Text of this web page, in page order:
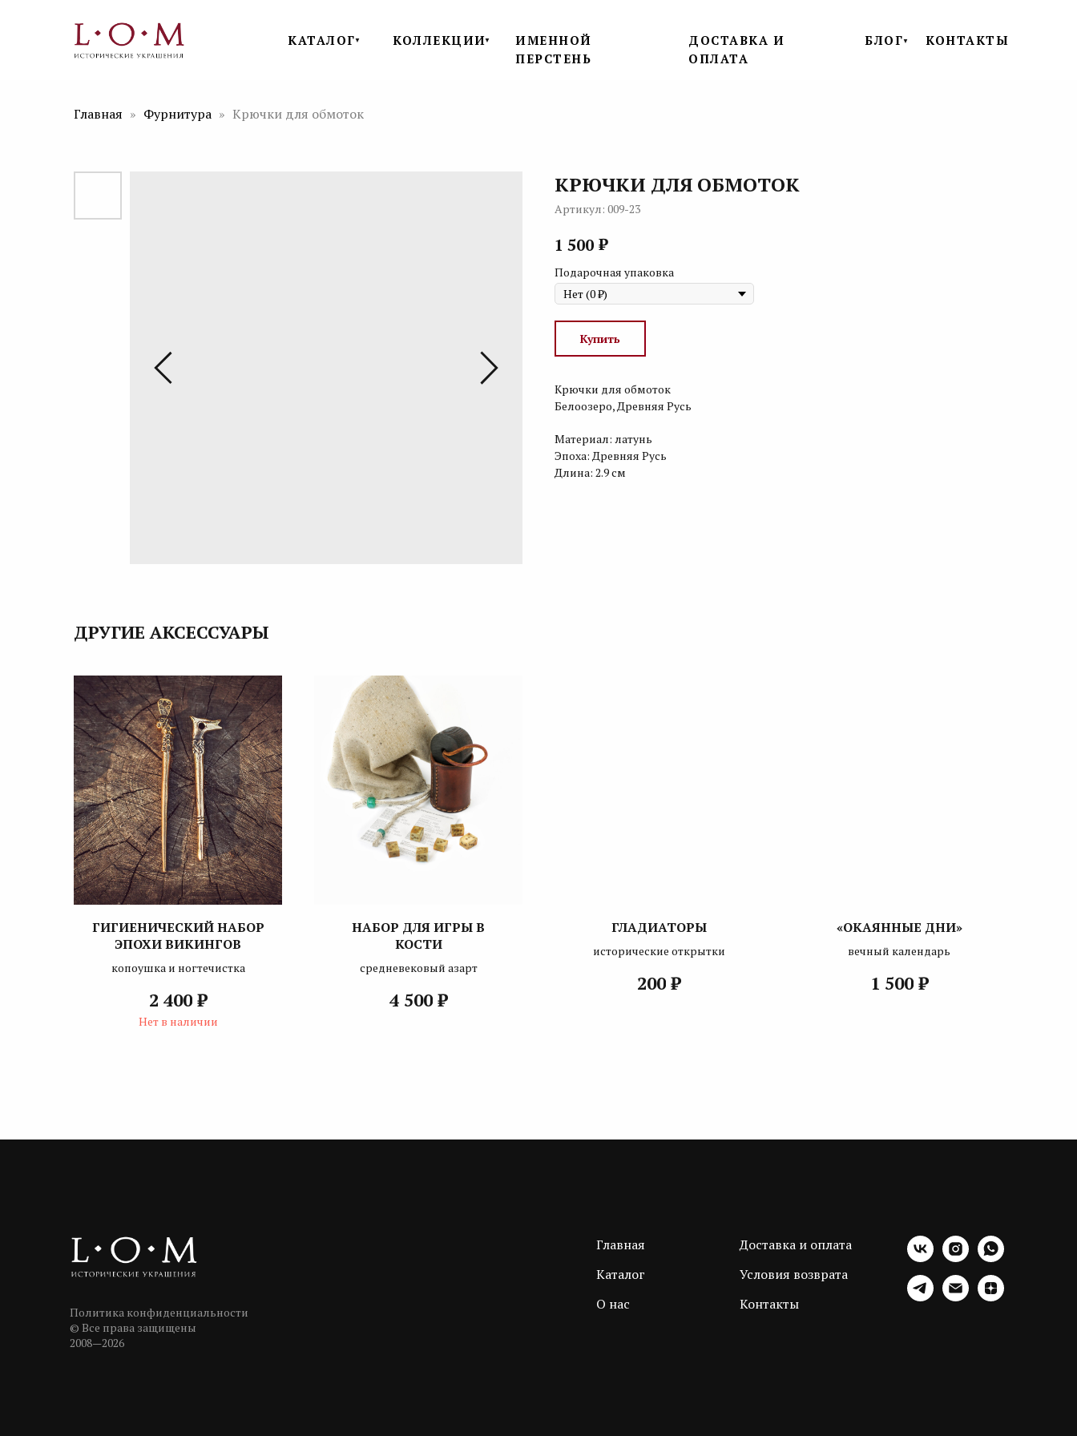
БЛОГ
ДОСТАВКА И
ОПЛАТА
КОНТАКТЫ
КАТАЛОГ▼ ▼
КОЛЛЕКЦИИ▼
ИМЕННОЙ
ПЕРСТЕНЬ
Главная Фурнитура Крючки для обмоток
КРЮЧКИ ДЛЯ ОБМОТОК
Артикул: 009-23
1 500 ₽
Подарочная упаковка
Купить
Крючки для обмоток
Белоозеро, Древняя Русь
Материал: латунь
Эпоха: Древняя Русь
Длина: 2.9 см
ДРУГИЕ АКСЕССУАРЫ
ГИГИЕНИЧЕСКИЙ НАБОР
ЭПОХИ ВИКИНГОВ
копоушка и ногтечистка
2 400 ₽
Нет в наличии
НАБОР ДЛЯ ИГРЫ В
КОСТИ
средневековый азарт
4 500 ₽
ГЛАДИАТОРЫ
исторические открытки
200 ₽
«ОКАЯННЫЕ ДНИ»
вечный календарь
1 500 ₽
Политика конфиденциальности
© Все права защищены
2008—2026
Главная
Каталог
О нас
Доставка и оплата
Условия возврата
Контакты